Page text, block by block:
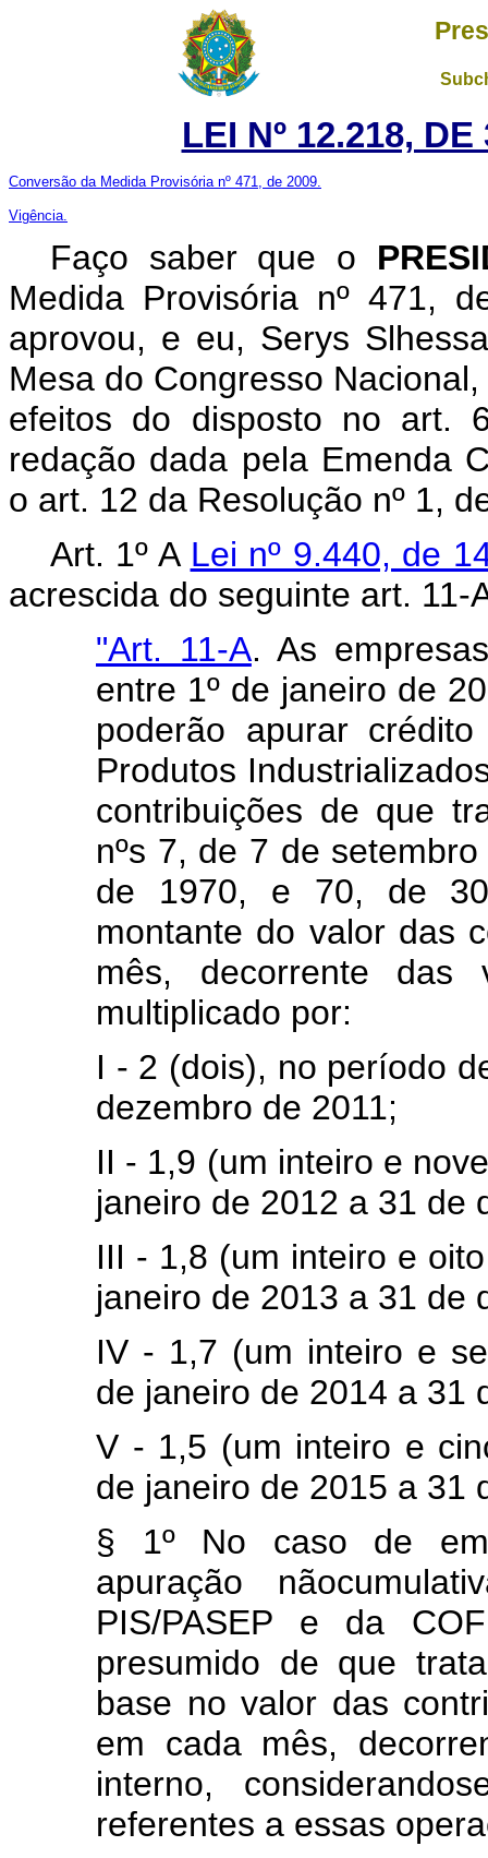
LEI Nº 12.218,
Conversão da Medida Provisória nº 471, de 2009.
Vigência.
Faço saber que o
Medida Provisória nº 471,
aprovou, e eu, Serys
Mesa do Congresso
efeitos do disposto no art.
redação dada pela Emenda
o art. 12 da Resolução nº 1,
Art. 1º A Lei nº 9.440, de
acrescida do seguinte art. 11-
"Art. 11-A. As
entre 1º de janeiro de
poderão apurar
Produtos
contribuições de que
nºs 7, de 7 de
de 1970, e 70, de
montante do valor das
mês, decorrente das
multiplicado por:
I - 2 (dois), no período
dezembro de 2011;
II - 1,9 (um inteiro e
janeiro de 2012 a 31 de
III - 1,8 (um inteiro e
janeiro de 2013 a 31 de
IV - 1,7 (um inteiro e
de janeiro de 2014 a 31
V - 1,5 (um inteiro e
de janeiro de 2015 a 31
§ 1º No caso de
apuração
PIS/PASEP e da
presumido de que
base no valor das
em cada mês,
interno,
referentes a essas